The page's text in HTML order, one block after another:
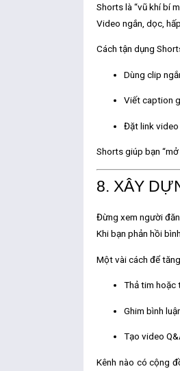
Shorts là “vũ khí bí
Video ngắn, dọc,
Cách tận dụng
Dùng clip
Viết caption
Đặt link video
Shorts giúp bạn
8. XÂY
Đừng xem người
Khi bạn phản hồi
Một vài cách để
Thả tim hoặc
Ghim bình
Tạo video
Kênh nào có cộng